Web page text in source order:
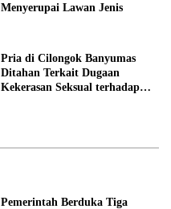
Menyerupai Lawan Jenis
Pria di Cilongok Banyumas
Ditahan Terkait Dugaan
Kekerasan Seksual terhadap
Pemerintah Berduka Tiga